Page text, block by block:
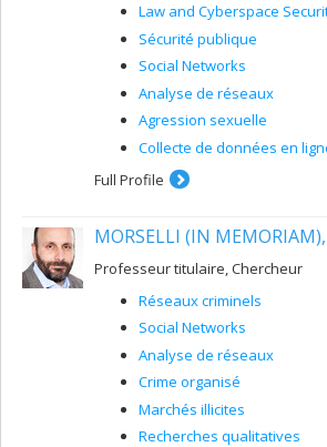
Law and Cyberspace
Sécurité publique
Social Networks
Analyse de réseaux
Agression sexuelle
Collecte de données en
Full Profile
MORSELLI (IN
Professeur titulaire, Chercheur
Réseaux criminels
Social Networks
Analyse de réseaux
Crime organisé
Marchés illicites
Recherches qualitatives